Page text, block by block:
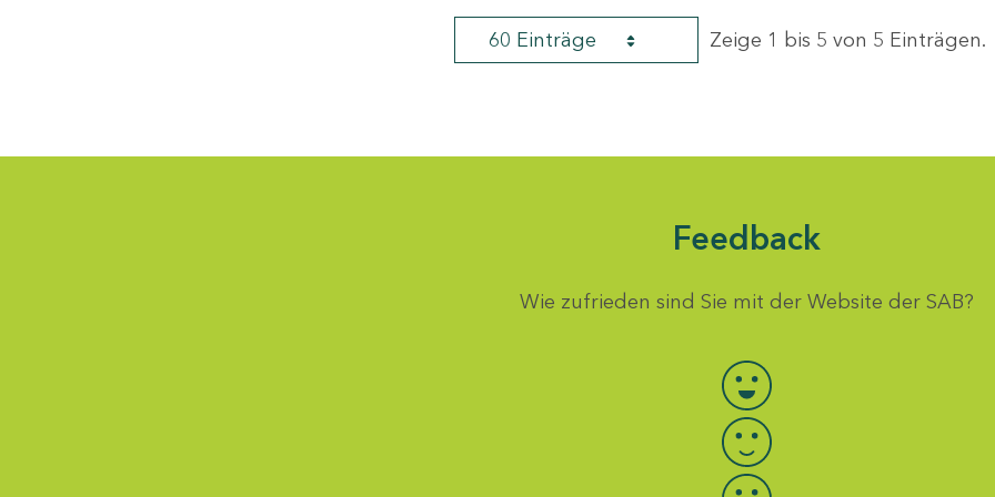
60 Einträge Zeige 1 bis 5 von 5 Einträgen.
Feedback
Wie zufrieden sind Sie mit der Website der SAB?
Bewertung auswählen